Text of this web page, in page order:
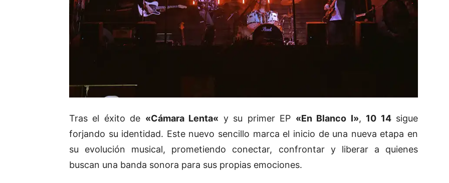
Tras el éxito de «Cámara Lenta« y su primer EP «En Blanco I», 10 14sigue
forjando su identidad. Este nuevo sencillo marca el inicio de una nueva etapa en
su evolución musical, prometiendo conectar, confrontar y liberar a quienes
buscan una banda sonora para sus propias emociones.